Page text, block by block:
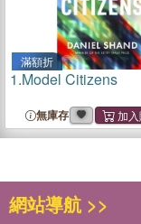
滿額折
1.Model Citizens
無庫存
網站導航 >>